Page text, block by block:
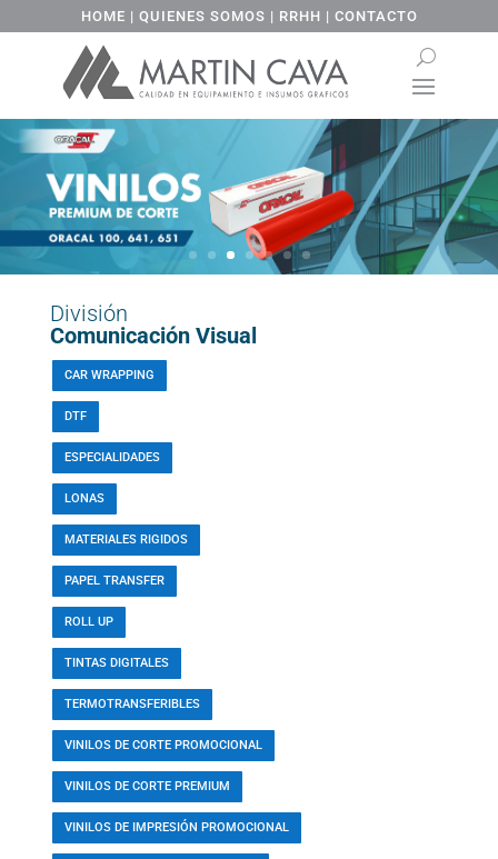
HOME | QUIENES SOMOS | RRHH | CONTACTO
División
Comunicación Visual
CAR WRAPPING
DTF
ESPECIALIDADES
LONAS
MATERIALES RIGIDOS
PAPEL TRANSFER
ROLL UP
TINTAS DIGITALES
TERMOTRANSFERIBLES
VINILOS DE CORTE PROMOCIONAL
VINILOS DE CORTE PREMIUM
VINILOS DE IMPRESIÓN PROMOCIONAL